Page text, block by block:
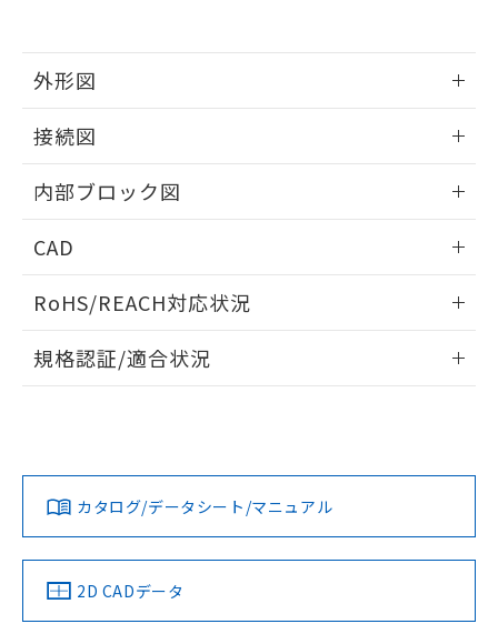
外形図
接続図
端子配置
内部ブロック図
CAD
ドすることができます。
ログイン/会員登録
ダウンロードデータをご利用いただく前に、以下を必ずお読
みください。
ソフトウェアの使用条件
RoHS/REACH対応状況
K3HB-VLC-BT2 AC/DC24のRoHS対応状況については、営業
この製品のRoHS/REACH対応状況ページへ
規格認証/適合状況
LR型式承認
（イギリス
船舶規格）
DNV型式承認
（ノルウェー
BV型式承認
（フランス
KR型式
（韓国
No No No No
カタログ/データシート/マニュアル
2D CADデータ
荷製品に未対応品が混在することから備考
欄に対応日を記載しておりました。
既に当社にて対応品への在庫切替を完了
していることから、特段のことがない限
り、2022年1月12日より割愛しておりま